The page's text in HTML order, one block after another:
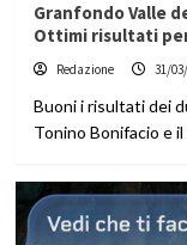
Granfondo Valle
Ottimi risultati
Redazione 31/
Buoni i risultati dei
Tonino Bonifacio e